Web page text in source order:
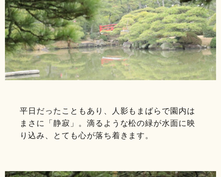
平日だったこともあり、人影もまばらで園内は
まさに「静寂」。滴るような松の緑が水面に映
り込み、とても心が落ち着きます。